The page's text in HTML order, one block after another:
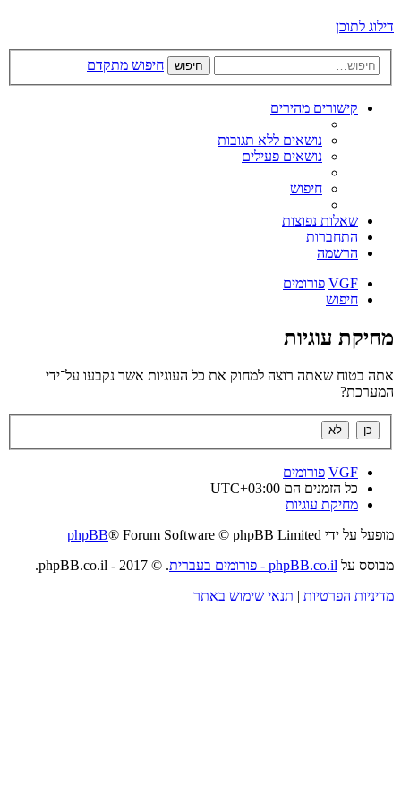
דילוג לתוכן
חיפוש חיפוש מתקדם
קישורים מהירים
נושאים ללא תגובות
נושאים פעילים
חיפוש
שאלות נפוצות
התחברות
הרשמה
VGF פורומים
חיפוש
מחיקת עוגיות
אתה בטוח שאתה רוצה למחוק את כל העוגיות אשר נקבעו על־ידי
המערכת?
VGF פורומים
כל הזמנים הם UTC+03:00
מחיקת עוגיות
מופעל על ידי
phpBB® Forum Software © phpBB Limited
מבוסס על phpBB.co.il - פורומים בעברית
. © 2017 - phpBB.co.il.
מדיניות הפרטיות | תנאי שימוש באתר